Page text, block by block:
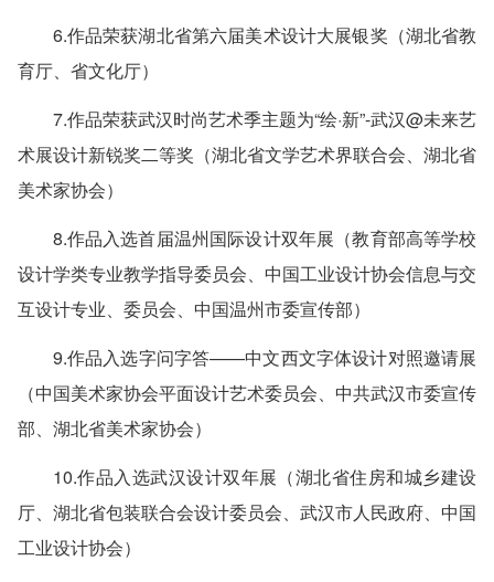
6.作品荣获湖北省第六届美术设计大展银奖（湖北省教
育厅、省文化厅）
7.作品荣获武汉时尚艺术季主题为“绘·新”-武汉@未来艺
术展设计新锐奖二等奖（湖北省文学艺术界联合会、湖北省
美术家协会）
8.作品入选首届温州国际设计双年展（教育部高等学校
设计学类专业教学指导委员会、中国工业设计协会信息与交
互设计专业、委员会、中国温州市委宣传部）
9.作品入选字问字答——中文西文字体设计对照邀请展
（中国美术家协会平面设计艺术委员会、中共武汉市委宣传
部、湖北省美术家协会）
10.作品入选武汉设计双年展（湖北省住房和城乡建设
厅、湖北省包装联合会设计委员会、武汉市人民政府、中国
工业设计协会）